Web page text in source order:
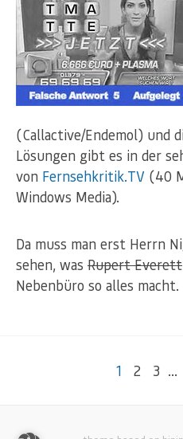
(Callactive/Endemol) und
Lösungen gibt es in der
von Fernsehkritik.TV (40
Windows Media).
Da muss man erst Herrn
sehen, was Rupert Everett
Nebenbüro so alles macht.
1 2 3 …